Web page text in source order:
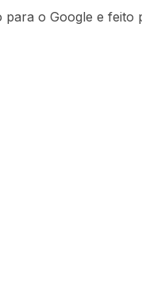
o Google e feito